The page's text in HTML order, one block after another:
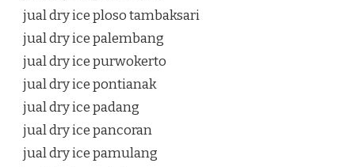
jual dry ice ploso tambaksari
jual dry ice palembang
jual dry ice purwokerto
jual dry ice pontianak
jual dry ice padang
jual dry ice pancoran
jual dry ice pamulang